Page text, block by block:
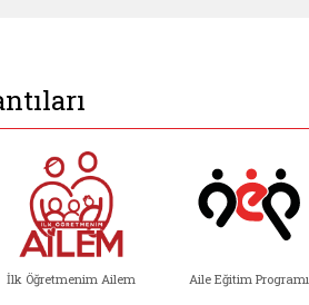
İlk Öğretmenim Ailem Aile Eğitim Programı